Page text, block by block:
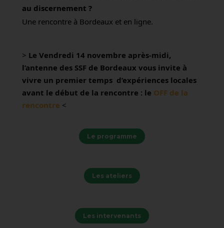
au discernement ?
Une rencontre à Bordeaux et en ligne.
> Le Vendredi 14 novembre après-midi,
l’antenne des SSF de Bordeaux vous invite à
vivre un premier temps d’expériences locales
avant le début de la rencontre : le OFF de la
rencontre <
Le programme
Les ateliers
Les intervenants